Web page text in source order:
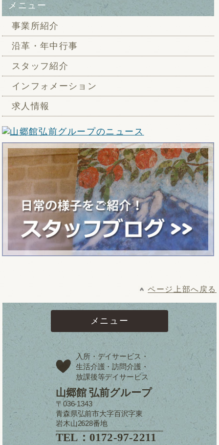
メニュー
事業所紹介
沿革・年中行事
スタッフ紹介
インフォメーション
求人情報
ページ上部へ戻る
メニュー
入所・デイサービス・
生活介護・訪問介護・
放課後等デイサービス
山郷館 弘前グループ
〒036-1343
青森県弘前市大字百沢字東
岩木山2628番地
TEL：0172-97-2211